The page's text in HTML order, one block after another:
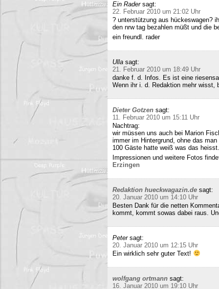
Ein Rader sagt:
22. Februar 2010 um 21:02 Uhr
? unterstützung aus hückeswagen?
den nrw tag bezahlen müßt und die
ein freundl. rader
Ulla sagt:
21. Februar 2010 um 18:49 Uhr
danke f. d. Infos. Es ist eine
Wenn ihr i. d. Redaktion mehr wisst,
Dieter Gotzen sagt:
11. Februar 2010 um 15:11 Uhr
Nachtrag:
wir müssen uns auch bei Marion
immer im Hintergrund, ohne das
100 Gäste hatte weiß was das heisst.
Impressionen und weitere Fotos
Erzingen
Redaktion hueckwagazin.de sagt:
20. Januar 2010 um 14:10 Uhr
Besten Dank für die netten
kommt, kommt sowas dabei raus.
Peter sagt:
20. Januar 2010 um 12:15 Uhr
Ein wirklich sehr guter Text!
wolfgang ortmann sagt:
16. Januar 2010 um 19:10 Uhr